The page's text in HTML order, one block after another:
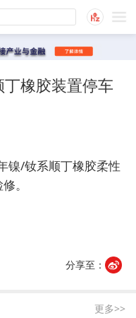
丁橡胶装置停车
镍/钕系顺丁橡胶柔性
。
分享至：
更多>>